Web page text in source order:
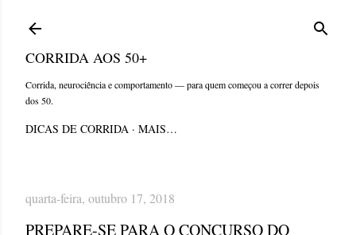
CORRIDA AOS 50+
Corrida, neurociência e comportamento — para quem começou a correr depois
dos 50.
DICAS DE CORRIDA MAIS…
quarta-feira, outubro 17, 2018
PREPARE-SE PARA O CONCURSO DO